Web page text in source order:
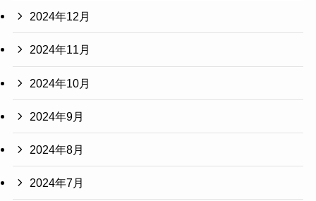
2024年12月
2024年11月
2024年10月
2024年9月
2024年8月
2024年7月